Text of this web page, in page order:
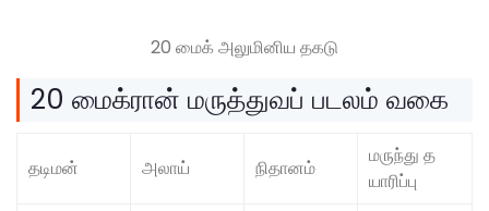
20 மைக் அலுமினிய தகடு
20 மைக்ரான் மருத்துவப் படலம் வகை
தடிமன் அலாய் நிதானம்
மருந்து த
யாரிப்பு